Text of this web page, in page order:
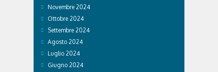
Novembre 2024
Ottobre 2024
Settembre 2024
Agosto 2024
Luglio 2024
Giugno 2024